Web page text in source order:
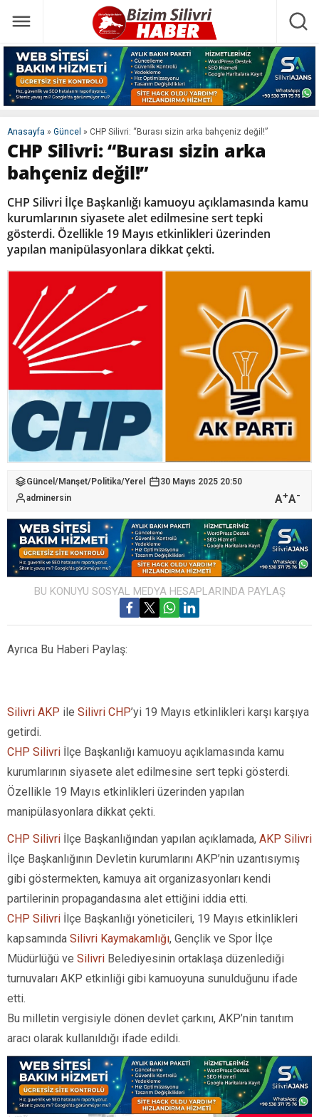
Anasayfa » Güncel » CHP Silivri: “Burası sizin arka bahçeniz değil!”
CHP Silivri: “Burası sizin arka
bahçeniz değil!”
CHP Silivri İlçe Başkanlığı kamuoyu açıklamasında kamu
kurumlarının siyasete alet edilmesine sert tepki
gösterdi. Özellikle 19 Mayıs etkinlikleri üzerinden
yapılan manipülasyonlara dikkat çekti.
Güncel /Manşet/Politika/Yerel
30 Mayıs 2025 20:50
adminersin
A+A-
BU KONUYU SOSYAL MEDYA HESAPLARINDA PAYLAŞ
Ayrıca Bu Haberi Paylaş:
Silivri AKP ile Silivri CHP’yi 19 Mayıs etkinlikleri karşı karşıya
getirdi.
CHP Silivri İlçe Başkanlığı kamuoyu açıklamasında kamu
kurumlarının siyasete alet edilmesine sert tepki gösterdi.
Özellikle 19 Mayıs etkinlikleri üzerinden yapılan
manipülasyonlara dikkat çekti.
CHP Silivri İlçe Başkanlığından yapılan açıklamada, AKP Silivri
İlçe Başkanlığının Devletin kurumlarını AKP’nin uzantısıymış
gibi göstermekten, kamuya ait organizasyonları kendi
partilerinin propagandasına alet ettiğini iddia etti.
CHP Silivri İlçe Başkanlığı yöneticileri, 19 Mayıs etkinlikleri
kapsamında Silivri Kaymakamlığı, Gençlik ve Spor İlçe
Müdürlüğü ve Silivri Belediyesinin ortaklaşa düzenlediği
turnuvaları AKP etkinliği gibi kamuoyuna sunulduğunu ifade
etti.
Bu milletin vergisiyle dönen devlet çarkını, AKP’nin tanıtım
aracı olarak kullanıldığı ifade edildi.